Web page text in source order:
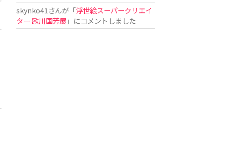
skynko41 さんが「浮世絵スーパークリエイ
ター 歌川国芳展 」にコメントしました